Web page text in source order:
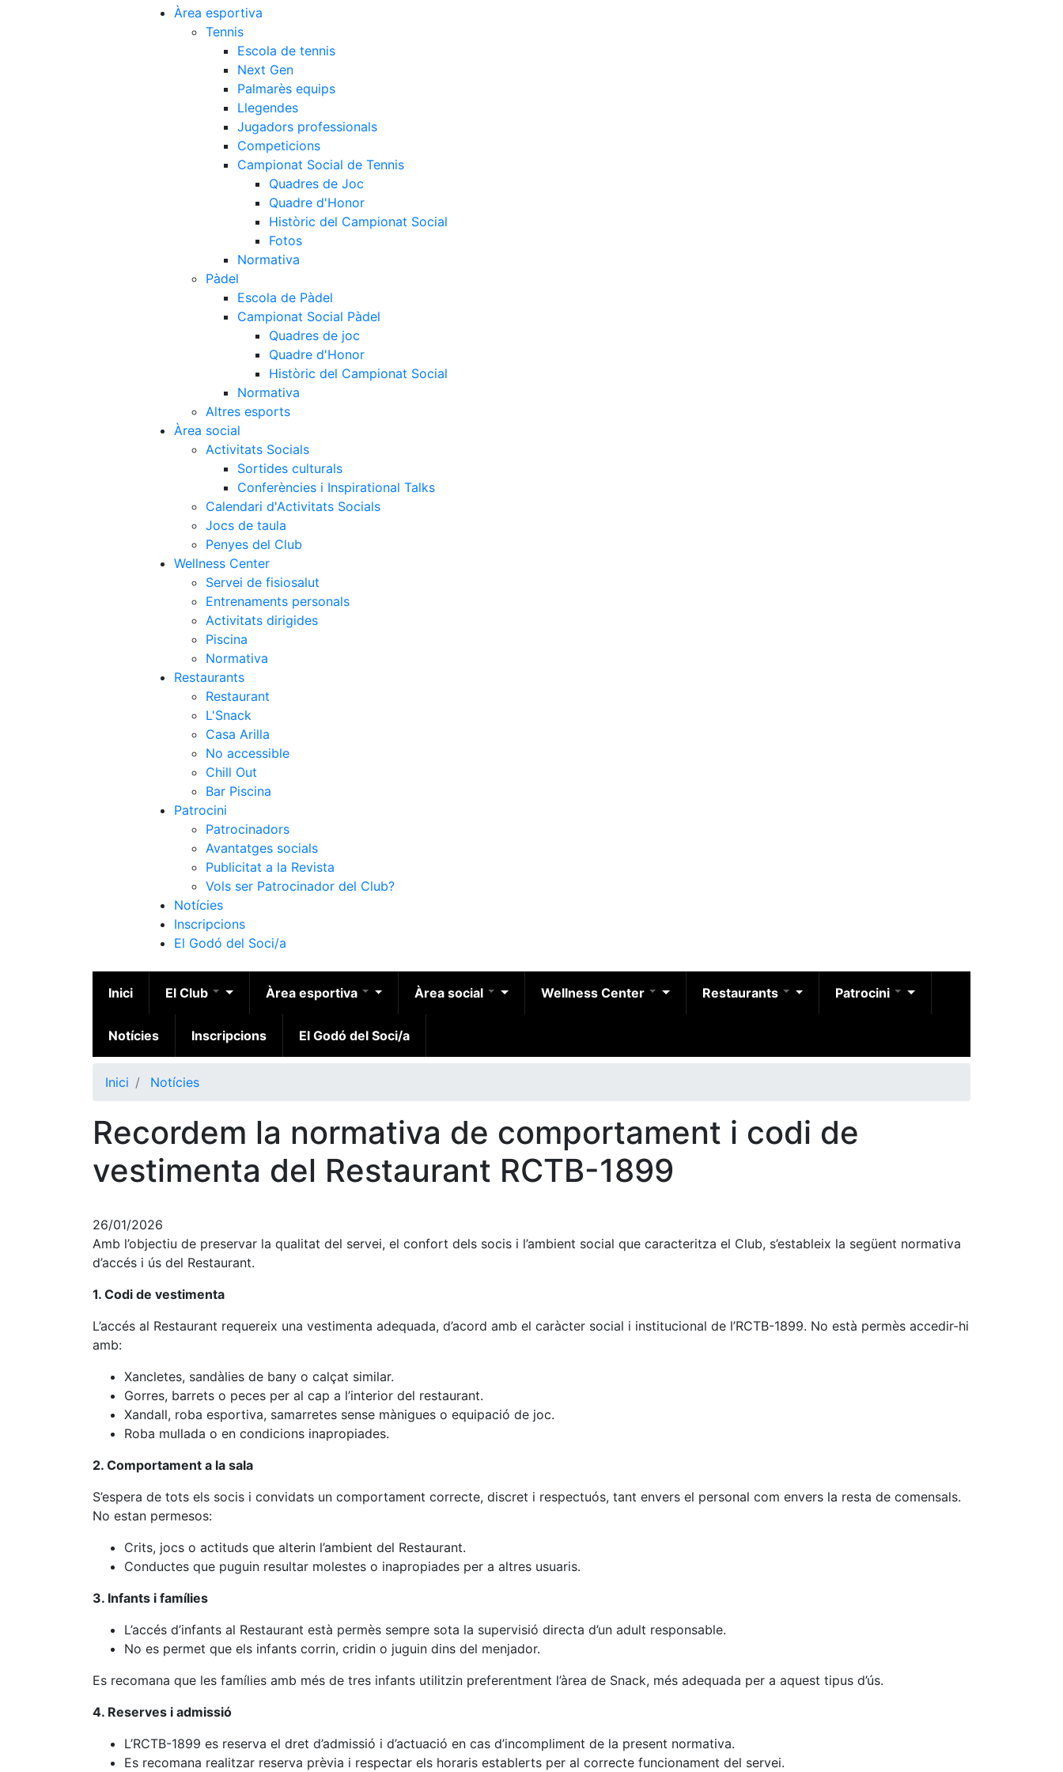
Àrea esportiva
Tennis
Escola de tennis
Next Gen
Palmarès equips
Llegendes
Jugadors professionals
Competicions
Campionat Social de Tennis
Quadres de Joc
Quadre d'Honor
Històric del Campionat Social
Fotos
Normativa
Pàdel
Escola de Pàdel
Campionat Social Pàdel
Quadres de joc
Quadre d'Honor
Històric del Campionat Social
Normativa
Altres esports
Àrea social
Activitats Socials
Sortides culturals
Conferències i Inspirational Talks
Calendari d'Activitats Socials
Jocs de taula
Penyes del Club
Wellness Center
Servei de fisiosalut
Entrenaments personals
Activitats dirigides
Piscina
Normativa
Restaurants
Restaurant
L'Snack
Casa Arilla
No accessible
Chill Out
Bar Piscina
Patrocini
Patrocinadors
Avantatges socials
Publicitat a la Revista
Vols ser Patrocinador del Club?
Notícies
Inscripcions
El Godó del Soci/a
Inici El Club Àrea esportiva Àrea social Wellness Center Restaurants Patrocini
Notícies Inscripcions El Godó del Soci/a
Inici Notícies
Recordem la normativa de comportament i codi de
vestimenta del Restaurant RCTB-1899
26/01/2026
Amb l’objectiu de preservar la qualitat del servei, el confort dels socis i l’ambient social que caracteritza el Club, s’estableix la següent normativa
d’accés i ús del Restaurant.
1. Codi de vestimenta
L’accés al Restaurant requereix una vestimenta adequada, d’acord amb el caràcter social i institucional de l’RCTB-1899. No està permès accedir-hi
amb:
Xancletes, sandàlies de bany o calçat similar.
Gorres, barrets o peces per al cap a l’interior del restaurant.
Xandall, roba esportiva, samarretes sense mànigues o equipació de joc.
Roba mullada o en condicions inapropiades.
2. Comportament a la sala
S’espera de tots els socis i convidats un comportament correcte, discret i respectuós, tant envers el personal com envers la resta de comensals.
No estan permesos:
Crits, jocs o actituds que alterin l’ambient del Restaurant.
Conductes que puguin resultar molestes o inapropiades per a altres usuaris.
3. Infants i famílies
L’accés d’infants al Restaurant està permès sempre sota la supervisió directa d’un adult responsable.
No es permet que els infants corrin, cridin o juguin dins del menjador.
Es recomana que les famílies amb més de tres infants utilitzin preferentment l’àrea de Snack, més adequada per a aquest tipus d’ús.
4. Reserves i admissió
L’RCTB-1899 es reserva el dret d’admissió i d’actuació en cas d’incompliment de la present normativa.
Es recomana realitzar reserva prèvia i respectar els horaris establerts per al correcte funcionament del servei.